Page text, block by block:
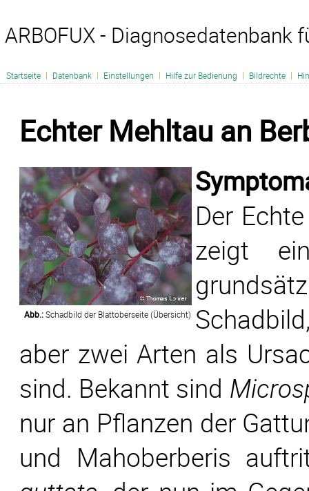
ARBOFUX - Diagnosedatenbank
Startseite | Datenbank | Einstellungen | Hilfe zur Bedienung | Bildrechte |
Echter Mehltau an
Abb.:Schadbild der Blattoberseite (Übersicht)
Der
zeigt
aber zwei Arten als
sind. Bekannt sind
nur an Pflanzen der
und Mahoberberis